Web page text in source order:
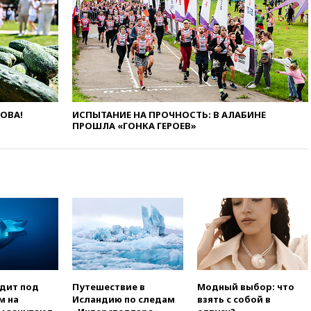
катера и лодки под Самарой
погибли два человека
10:27Движение по трассе
«Новороссия» восстановлено
09:55Силы ПВО перехватили
за утро 85 БПЛА над
территорией РФ
09:25Ильский НПЗ на Кубани
загорелся после падения
08:42
Силы ПВО сбили почти
400 БПЛА над российскими
регионами
08:16
Лукашенко призвал
белорусов покупать избы в
07:30
Нигерия стала
ИСПЫТАНИЕ НА ПРОЧНОСТЬ: В АЛАБИНЕ
ПРОШЛА «ГОНКА ГЕРОЕВ»
под
на
Путешествие в
Исландию по следам
Модный выбор: что
взять с собой в